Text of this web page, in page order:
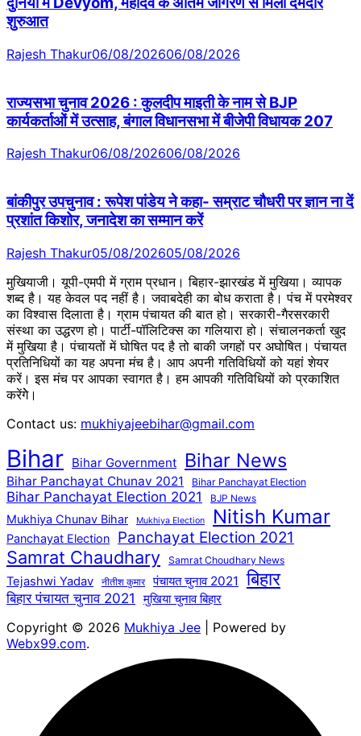
शुरुआत
Rajesh Thakur06/08/202606/08/2026
राज्यसभा चुनाव 2026 : कुलदीप माइती के नाम से BJP
कार्यकर्ताओं में उत्साह, बंगाल विधानसभा में बीजेपी विधायक 207
Rajesh Thakur06/08/202606/08/2026
बांकीपुर उपचुनाव : रूपेश पांडेय ने कहा- सम्राट चौधरी पर ज्ञान ना दें
प्रशांत किशोर, जनादेश का सम्मान करें
Rajesh Thakur05/08/202605/08/2026
मुखियाजी। यूपी-एमपी में ग्राम प्रधान। बिहार-झारखंड में मुखिया। व्यापक
शब्द है। यह केवल पद नहीं है। जवाबदेही का बोध कराता है। पंच में परमेश्वर
का विश्वास दिलाता है। ग्राम पंचायत की बात हो। सरकारी-गैरसरकारी
संस्था का उद्धरण हो। पार्टी-पॉलिटिक्स का गलियारा हो। संचालनकर्ता खुद
में मुखिया है। पंचायतों में घोषित पद है तो बाकी जगहों पर अघोषित। पंचायत
प्रतिनिधियों का यह अपना मंच है। आप अपनी गतिविधियों को यहां शेयर
करें। इस मंच पर आपका स्वागत है। हम आपकी गतिविधियों को प्रकाशित
करेंगेे।
Contact us: mukhiyajeebihar@gmail.com
Bihar Bihar Government Bihar News
Bihar Panchayat Chunav 2021 Bihar Panchayat Election
Bihar Panchayat Election 2021 BJP News
Mukhiya Chunav Bihar Mukhiya Election Nitish Kumar
Panchayat Election Panchayat Election 2021
Samrat Chaudhary Samrat Choudhary News
Tejashwi Yadav नीतीश कुमार पंचायत चुनाव 2021 बिहार
बिहार पंचायत चुनाव 2021 मुखिया चुनाव बिहार
Copyright © 2026 Mukhiya Jee | Powered by
Webx99.com.